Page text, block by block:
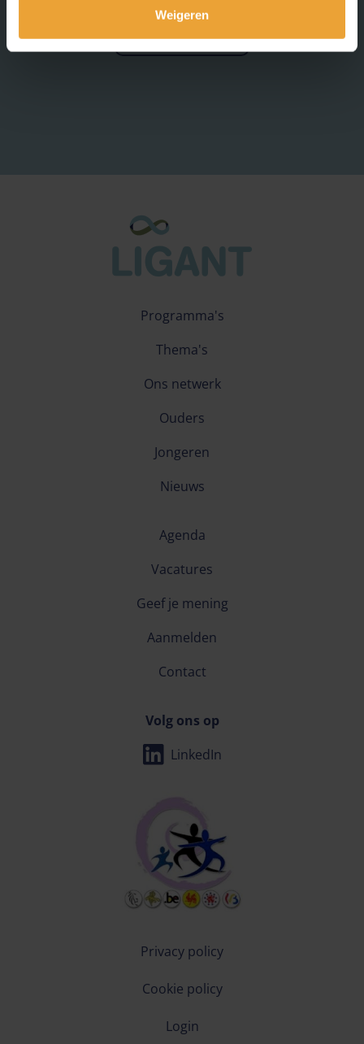
Weigeren
Contacteer ons
LinkedIn
Volg ons op
Agenda
Vacatures
Geef je mening
Aanmelden
Contact
Programma's
Thema's
Ons netwerk
Ouders
Jongeren
Nieuws
Privacy policy
Cookie policy
Login